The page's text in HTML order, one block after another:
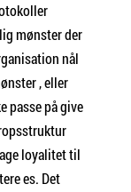
mønster der
nål
, eller
passe på give
loyalitet til
es. Det